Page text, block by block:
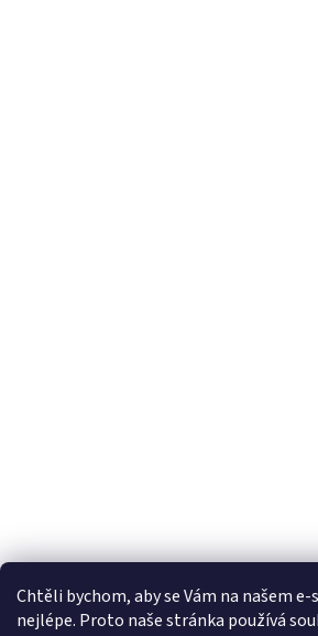
Chtěli bychom, aby se Vám na našem
nejlépe. Proto naše stránka používá